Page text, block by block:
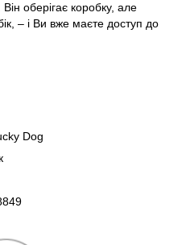
оберігає коробку, але
– і Ви вже маєте доступ до
Dog